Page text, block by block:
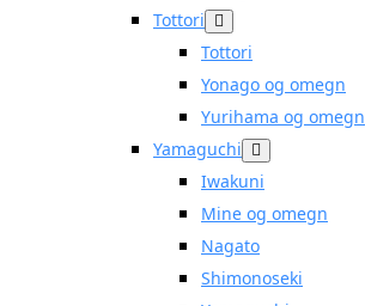
Tottori
Tottori
Yonago og omegn
Yurihama og omegn
Yamaguchi
Iwakuni
Mine og omegn
Nagato
Shimonoseki